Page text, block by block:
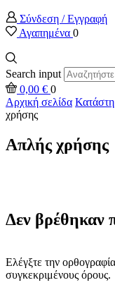
Σύνδεση / Εγγραφή
Αγαπημένα 0
Search input
0,00 € 0
Αρχική σελίδα
χρήσης
Απλής χρήσης
Δεν βρέθηκαν
Ελέγξτε την
συγκεκριμένους όρους.